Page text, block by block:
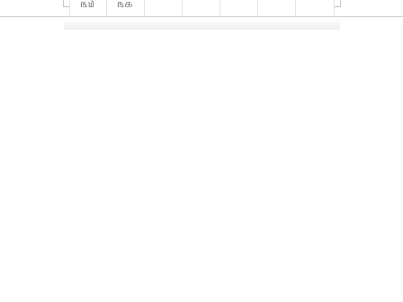
௩௰
௩௧